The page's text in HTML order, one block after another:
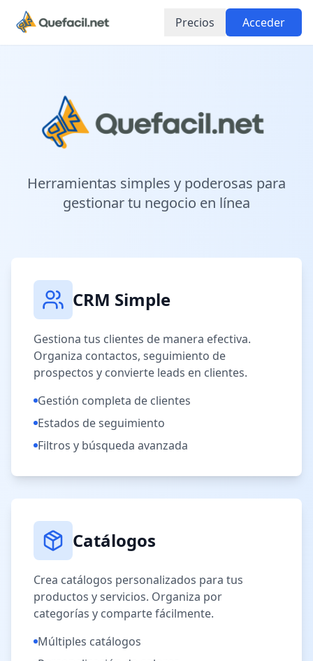
Precios Acceder
Herramientas simples y poderosas para
gestionar tu negocio en línea
CRM Simple
Gestiona tus clientes de manera efectiva.
Organiza contactos, seguimiento de
prospectos y convierte leads en clientes.
Gestión completa de clientes
Estados de seguimiento
Filtros y búsqueda avanzada
Catálogos
Crea catálogos personalizados para tus
productos y servicios. Organiza por
categorías y comparte fácilmente.
Múltiples catálogos